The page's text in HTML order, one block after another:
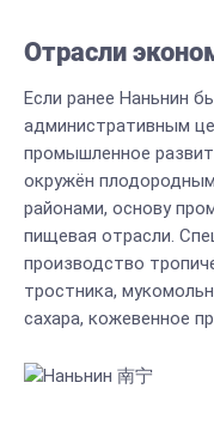
Отрасли
Если ранее Наньнин
административным
промышленное
окружён
районами, основу
пищевая отрасли.
производство
тростника,
сахара, кожевенное